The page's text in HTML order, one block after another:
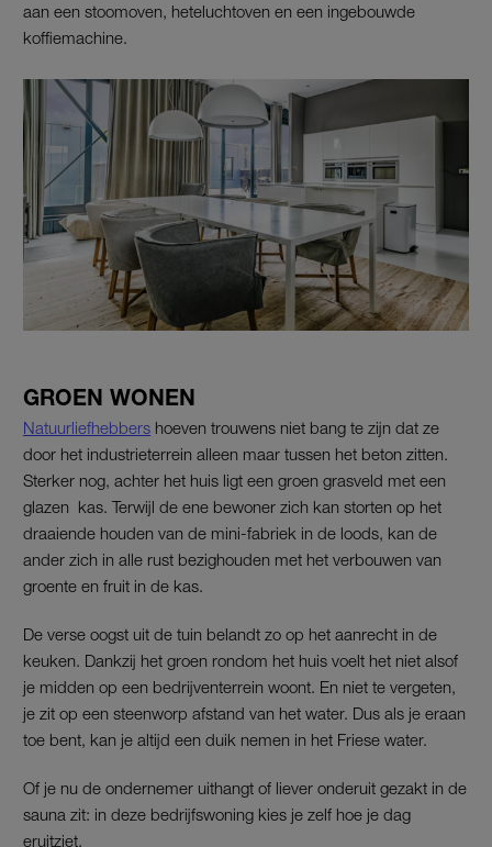
aan een stoomoven, heteluchtoven en een ingebouwde
koffiemachine.
GROEN WONEN
Natuurliefhebbers hoeven trouwens niet bang te zijn dat ze
door het industrieterrein alleen maar tussen het beton zitten.
Sterker nog, achter het huis ligt een groen grasveld met een
glazen kas. Terwijl de ene bewoner zich kan storten op het
draaiende houden van de mini-fabriek in de loods, kan de
ander zich in alle rust bezighouden met het verbouwen van
groente en fruit in de kas.
De verse oogst uit de tuin belandt zo op het aanrecht in de
keuken. Dankzij het groen rondom het huis voelt het niet alsof
je midden op een bedrijventerrein woont. En niet te vergeten,
je zit op een steenworp afstand van het water. Dus als je eraan
toe bent, kan je altijd een duik nemen in het Friese water.
Of je nu de ondernemer uithangt of liever onderuit gezakt in de
sauna zit: in deze bedrijfswoning kies je zelf hoe je dag
eruitziet.